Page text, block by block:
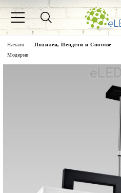
Начало Полилеи, Пендели и Спотове
Модерни